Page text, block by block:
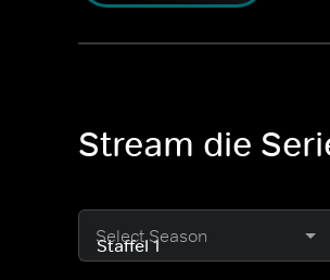
Stream die
Select Season